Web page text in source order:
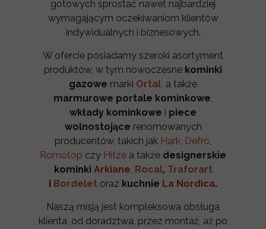
gotowych sprostać nawet najbardziej
wymagającym oczekiwaniom klientów
indywidualnych i biznesowych.
W ofercie posiadamy szeroki asortyment
produktów, w tym nowoczesne kominki
gazowe marki Ortal a także
marmurowe portale kominkowe,
wkłady kominkowe i piece
wolnostojące renomowanych
producentów, takich jak Hark, Defro,
Romotop czy Hitze a także designerskie
kominki Arkiane, Rocal, Traforart
i Bordelet oraz kuchnie La Nordica.
Naszą misją jest kompleksowa obsługa
klienta, od doradztwa, przez montaż, aż po